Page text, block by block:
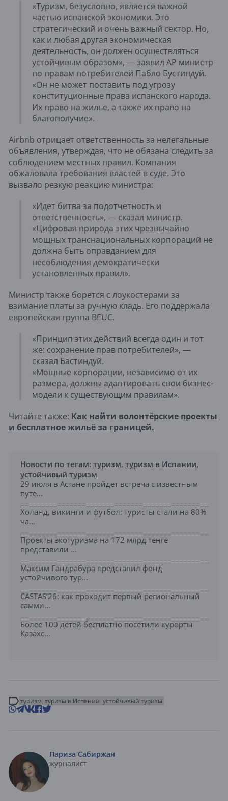
«Туризм, безусловно, является важной
частью испанской экономики. Это
стратегический и очень важный сектор. Но,
как и любая другая экономическая
деятельность, он должен осуществляться
устойчивым образом», — заявил AP министр
по правам потребителей Пабло Бустиндуй.
«Он не может поставить под угрозу
конституционные права испанского народа.
Их право на жилье, а также их право на
благополучие».
Airbnb отрицает ответственность за нелегальные
объявления, утверждая, что не обязана следить за
соблюдением местных правил. Компания
обжаловала требования властей в суде. Это
вызвало резкую реакцию министра:
«Идет битва за подотчетность и
ответственность», — сказал министр.
«Цифровая природа этих чрезвычайно
мощных транснациональных корпораций не
должна быть оправданием для
несоблюдения демократически
установленных правил».
Министр также борется с лоукостерами за
взимание платы за ручную кладь. Его поддержала
европейская группа BEUC.
«Принцип этих действий всегда один и тот
же: сохранение прав потребителей», —
сказал Бастиндуй.
«Мощные корпорации, независимо от их
размера, должны адаптировать свои бизнес-
модели к существующим правилам».
Читайте также: Как найти волонтёрские проекты
и бесплатное жильё за границей.
Новости по тегам: туризм, туризм в Испании,
устойчивый туризм
29 июля в Астане пройдет встреча с известным
путе...
Холанд, викинги и футбол: туристы стали на 80%
ча...
Проекты экотуризма на 172 млрд тенге
представили ...
Максим Гандрабура представил фонд
устойчивого тур...
CASTAS’26: как проходит первый региональный
самми...
Более 100 детей бесплатно посетили курорты
Казахс...
туризм туризм в Испании устойчивый туризм
Париза Сабиржан
журналист